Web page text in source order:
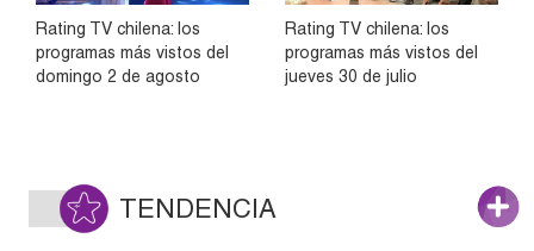
Rating TV chilena: los
programas más vistos del
domingo 2 de agosto
Rating TV chilena: los
programas más vistos del
jueves 30 de julio
TENDENCIA